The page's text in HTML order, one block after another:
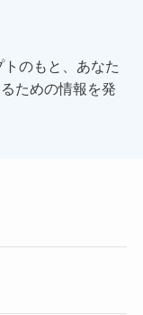
トのもと、あなた
ための情報を発